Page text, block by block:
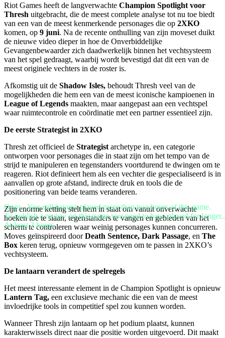
evenementen
Nieuws
Media
Handleidingen
Forums
Riot Games heeft de langverwachte Champion Spotlight voor
Thresh uitgebracht, die de meest complete analyse tot nu toe biedt
van een van de meest kenmerkende personages die op 2XKO
komen, op 9 juni. Na de recente onthulling van zijn moveset duikt
de nieuwe video dieper in hoe de Onverbiddelijke
Gevangenbewaarder zich daadwerkelijk binnen het vechtsysteem
van het spel gedraagt, waarbij wordt bevestigd dat dit een van de
meest originele vechters in de roster is.
Afkomstig uit de Shadow Isles, behoudt Thresh veel van de
mogelijkheden die hem een van de meest iconische kampioenen in
League of Legends maakten, maar aangepast aan een vechtspel
waar ruimtecontrole en coördinatie met een partner essentieel zijn.
De eerste Strategist in 2XKO
Thresh zet officieel de Strategist archetype in, een categorie
ontworpen voor personages die in staat zijn om het tempo van de
strijd te manipuleren en tegenstanders voortdurend te dwingen om te
reageren. Riot definieert hem als een vechter die gespecialiseerd is in
aanvallen op grote afstand, indirecte druk en tools die de
positionering van beide teams veranderen.
Zijn enorme ketting stelt hem in staat om vanuit onverwachte
hoeken toe te slaan, tegenstanders te vangen en gebieden van het
scherm te controleren waar weinig personages kunnen concurreren.
Moves geïnspireerd doorDeath Sentence, Dark Passage, en The
Box keren terug, opnieuw vormgegeven om te passen in 2XKO’s
vechtsysteem.
De lantaarn verandert de spelregels
Het meest interessante element in de Champion Spotlight is opnieuw
Lantern Tag, een exclusieve mechanic die een van de meest
invloedrijke tools in competitief spel zou kunnen worden.
Wanneer Thresh zijn lantaarn op het podium plaatst, kunnen
karakterwissels direct naar die positie worden uitgevoerd. Dit maakt
Oops...You still haven't played more than two hours of this game.
To publish a review on this game you need to have played for
At least 2 hours.